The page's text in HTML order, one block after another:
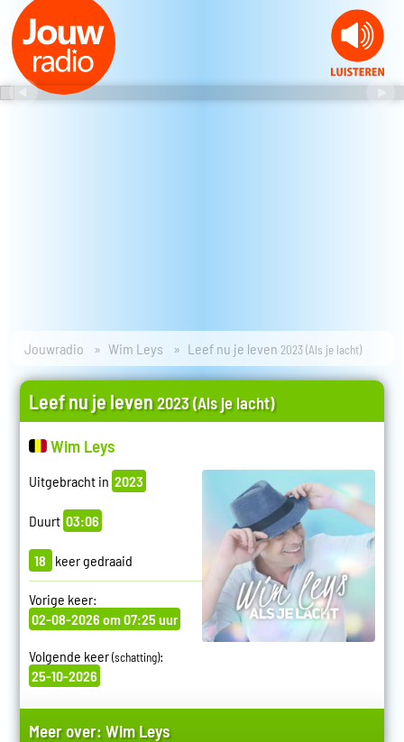
Jouwradio Wim Leys Leef nu je leven2023 (Als je lacht)
Leef nu je leven2023 (Als je lacht)
Wim Leys
Uitgebracht in 2023
Duurt 03:06
18 keer gedraaid
Vorige keer:
02-08-2026 om 07:25 uur
Volgende keer(schatting):
25-10-2026
Meer over:Wim Leys